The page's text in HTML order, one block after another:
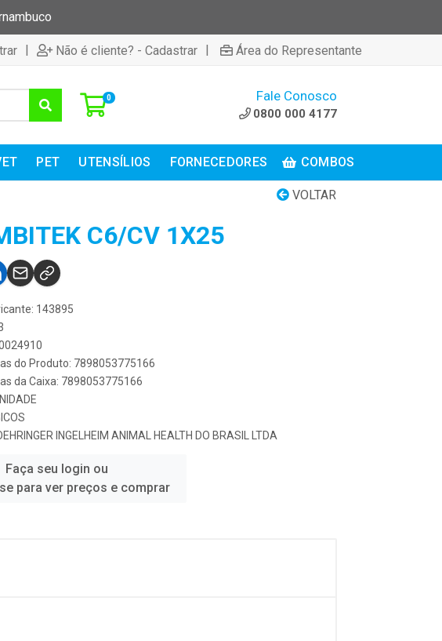
| Não é cliente? - Cadastrar | Área do Representante
0 Fale Conosco
0800 000 4177
PET UTENSÍLIOS FORNECEDORES COMBOS
VOLTAR
C6/CV 1X25
143895
do Produto: 7898053775166
da Caixa: 7898053775166
INGELHEIM ANIMAL HEALTH DO BRASIL LTDA
Faça seu login ou
para ver preços e comprar